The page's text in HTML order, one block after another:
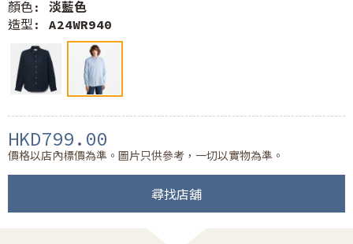
顏色: 淡藍色
造型: A24WR940
HKD799.00
價格以店內標價為準。圖片只供參考，一切以實物為準。
尋找店舖